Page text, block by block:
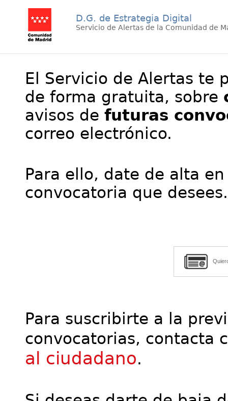
D.G. de Estrategia Digital
Servicio de Alertas de la Comunidad de
El Servicio de Alertas te
de forma gratuita, sobre
avisos de futuras
correo electrónico.
Para ello, date de alta
convocatoria que desees.
Para suscribirte a la
convocatorias, contacta
al ciudadano.